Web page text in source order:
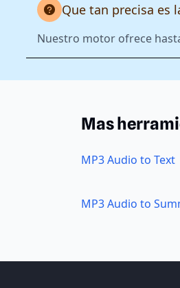
Que tan precisa es
Nuestro motor ofrece
Mas
MP3 Audio to Text
MP3 Audio to